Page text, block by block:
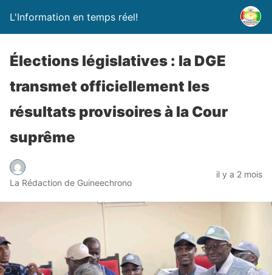
L'Information en temps réel!
Élections législatives : la DGE
transmet officiellement les
résultats provisoires à la Cour
suprême
La Rédaction de Guineechrono
il y a 2 mois